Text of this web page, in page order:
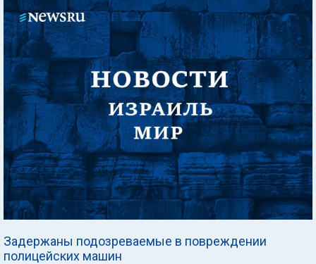
Задержаны подозреваемые в повреждении
полицейских машин